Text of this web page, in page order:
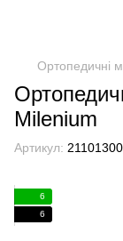
Ортопедичні
Milenium
Артикул:
6
6